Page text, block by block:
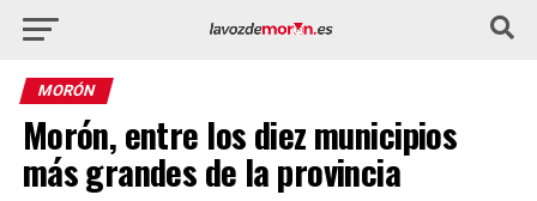
MORÓN
Morón, entre los diez municipios
más grandes de la provincia